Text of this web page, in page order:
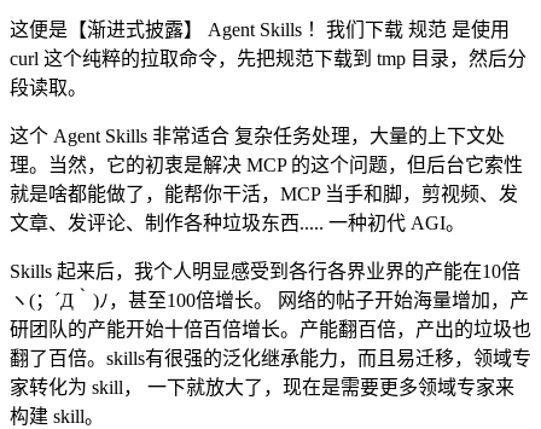
这便是【渐进式披露】 Agent Skills ！我们下载 规范 是使用
curl 这个纯粹的拉取命令，先把规范下载到 tmp 目录，然后分
段读取。
这个 Agent Skills 非常适合 复杂任务处理，大量的上下文处
理。当然，它的初衷是解决 MCP 的这个问题，但后台它索性
就是啥都能做了，能帮你干活，MCP 当手和脚，剪视频、发
文章、发评论、制作各种垃圾东西..... 一种初代 AGI。
Skills 起来后，我个人明显感受到各行各界业界的产能在10倍
ヽ(；´Д｀)ﾉ，甚至100倍增长。 网络的帖子开始海量增加，产
研团队的产能开始十倍百倍增长。产能翻百倍，产出的垃圾也
翻了百倍。skills有很强的泛化继承能力，而且易迁移，领域专
家转化为 skill， 一下就放大了，现在是需要更多领域专家来
构建 skill。